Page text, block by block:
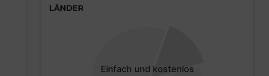
LÄNDER
Einfach und kostenlos